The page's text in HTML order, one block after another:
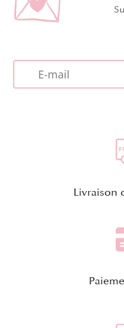
Livraison